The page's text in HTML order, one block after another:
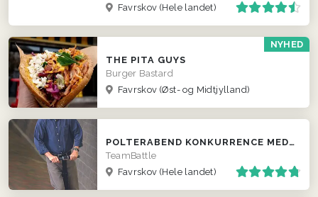
Favrskov (Hele landet)
NYHED
THE PITA GUYS
Burger Bastard
Favrskov (Øst- og Midtjylland)
POLTERABEND KONKURRENCE MED SEGWAY
TeamBattle
Favrskov (Hele landet)